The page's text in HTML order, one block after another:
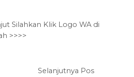
Silahkan Klik Logo WA di
>>>>
Selanjutnya Pos